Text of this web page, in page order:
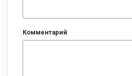
Комментарий